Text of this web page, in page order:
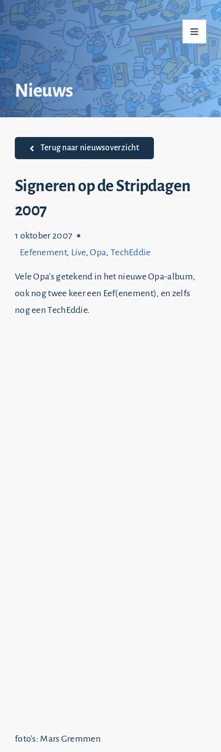
naar
inhoud
Toggle
Home
Over mij
Praktijkvoorbeelden
Nieuws
Top 20
Nieuws
Terug naar nieuwsoverzicht
Signeren op de Stripdagen
2007
1 oktober 2007
Eefenement, Live,Opa, TechEddie
Vele Opa’s getekend in het nieuwe Opa-album,
ook nog twee keer een Eef(enement), en zelfs
nog een TechEddie.
foto’s: Mars Gremmen